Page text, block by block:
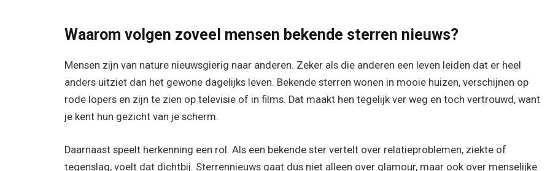
Waarom volgen zoveel mensen bekende sterren nieuws?
Mensen zijn van nature nieuwsgierig naar anderen. Zeker als die anderen een leven leiden dat er heel
anders uitziet dan het gewone dagelijks leven. Bekende sterren wonen in mooie huizen, verschijnen op
rode lopers en zijn te zien op televisie of in films. Dat maakt hen tegelijk ver weg en toch vertrouwd, want
je kent hun gezicht van je scherm.
Daarnaast speelt herkenning een rol. Als een bekende ster vertelt over relatieproblemen, ziekte of
tegenslag, voelt dat dichtbij. Sterrennieuws gaat dus niet alleen over glamour, maar ook over menselijke